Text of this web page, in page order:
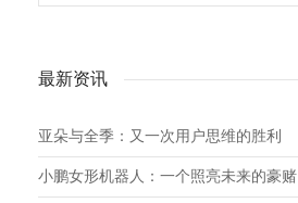
最新资讯
亚朵与全季：又一次用户思维的胜利
小鹏女形机器人：一个照亮未来的豪赌